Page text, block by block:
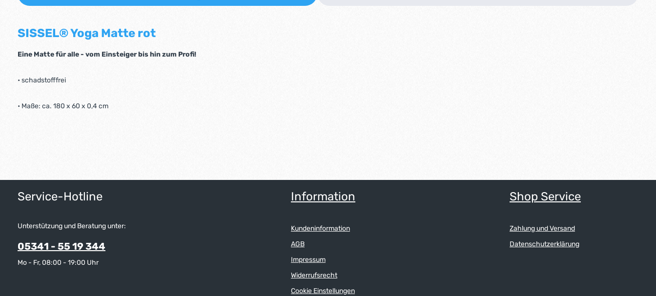
SISSEL® Yoga Matte rot
Eine Matte für alle - vom Einsteiger bis hin zum Profi!
• schadstofffrei
• Maße: ca. 180 x 60 x 0,4 cm
Service-Hotline
Unterstützung und Beratung unter:
05341 - 55 19 344
Mo - Fr, 08:00 - 19:00 Uhr
Information
Kundeninformation
AGB
Impressum
Widerrufsrecht
Cookie Einstellungen
Shop Service
Zahlung und Versand
Datenschutzerklärung